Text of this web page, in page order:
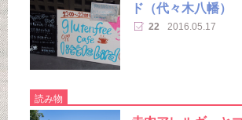
ド（代々木八幡）
22 2016.05.17
読み物